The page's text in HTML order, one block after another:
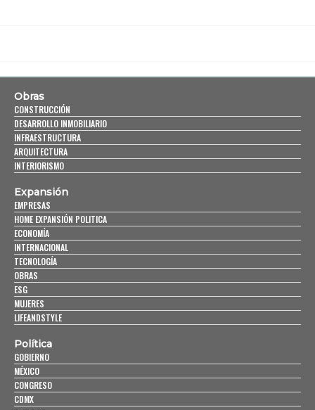
Obras
CONSTRUCCIÓN
DESARROLLO INMOBILIARIO
INFRAESTRUCTURA
ARQUITECTURA
INTERIORISMO
Expansión
EMPRESAS
HOME EXPANSIÓN POLITICA
ECONOMÍA
INTERNACIONAL
TECNOLOGÍA
OBRAS
ESG
MUJERES
LIFEANDSTYLE
Política
GOBIERNO
MÉXICO
CONGRESO
CDMX